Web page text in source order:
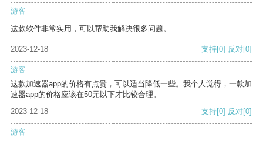
游客
这款软件非常实用，可以帮助我解决很多问题。
2023-12-18 支持[0] 反对[0]
游客
这款加速器app的价格有点贵，可以适当降低一些。我个人觉得，一款加
速器app的价格应该在50元以下才比较合理。
2023-12-18
支持[0] 反对[0]
游客